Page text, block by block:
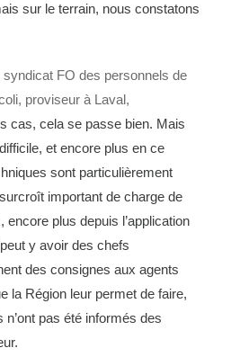
sur le terrain, nous constatons
FO des personnels de
proviseur à Laval,
cas, cela se passe bien. Mais
et encore plus en ce
sont particulièrement
important de charge de
encore plus depuis l’application
y avoir des chefs
des consignes aux agents
la Région leur permet de faire,
n’ont pas été informés des